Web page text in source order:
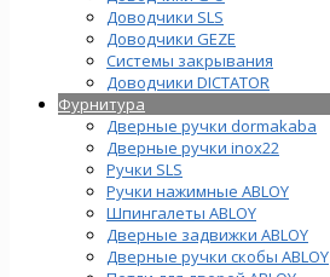
Доводчики SLS
Доводчики GEZE
Cистемы закрывания
Доводчики DICTATOR
Фурнитура
Дверные ручки dormakaba
Дверные ручки inox22
Ручки SLS
Ручки нажимные ABLOY
Шпингалеты ABLOY
Дверные задвижки ABLOY
Дверные ручки скобы ABLOY